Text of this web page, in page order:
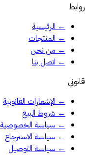
روابط
← الرئيسية
← المنتجات
← من نحن
← اتصل بنا
قانوني
← الإشعارات القانونية
← شروط البيع
← سياسة الخصوصية
← سياسة الاسترجاع
← سياسة التوصيل